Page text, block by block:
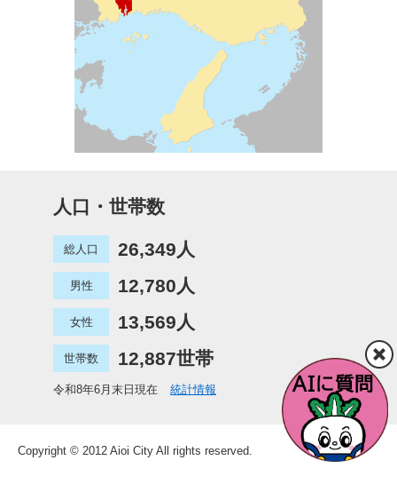
人口・世帯数
総人口 26,349人
男性 12,780人
女性 13,569人
世帯数 12,887世帯
令和8年6月末日現在 統計情報
Copyright © 2012 Aioi City All rights reserved.